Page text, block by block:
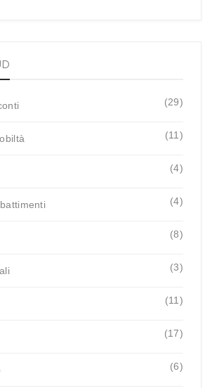
(29)
(11)
(4)
(4)
(8)
(3)
(11)
(17)
(6)